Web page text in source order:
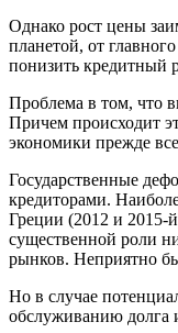
Однако рост цены
планетой, от
понизить
Проблема в том, что
Причем происходит
экономики прежде
Государственные
кредиторами.
Греции (2012 и 2015-
существенной роли
рынков. Неприятно
Но в случае
обслуживанию долга